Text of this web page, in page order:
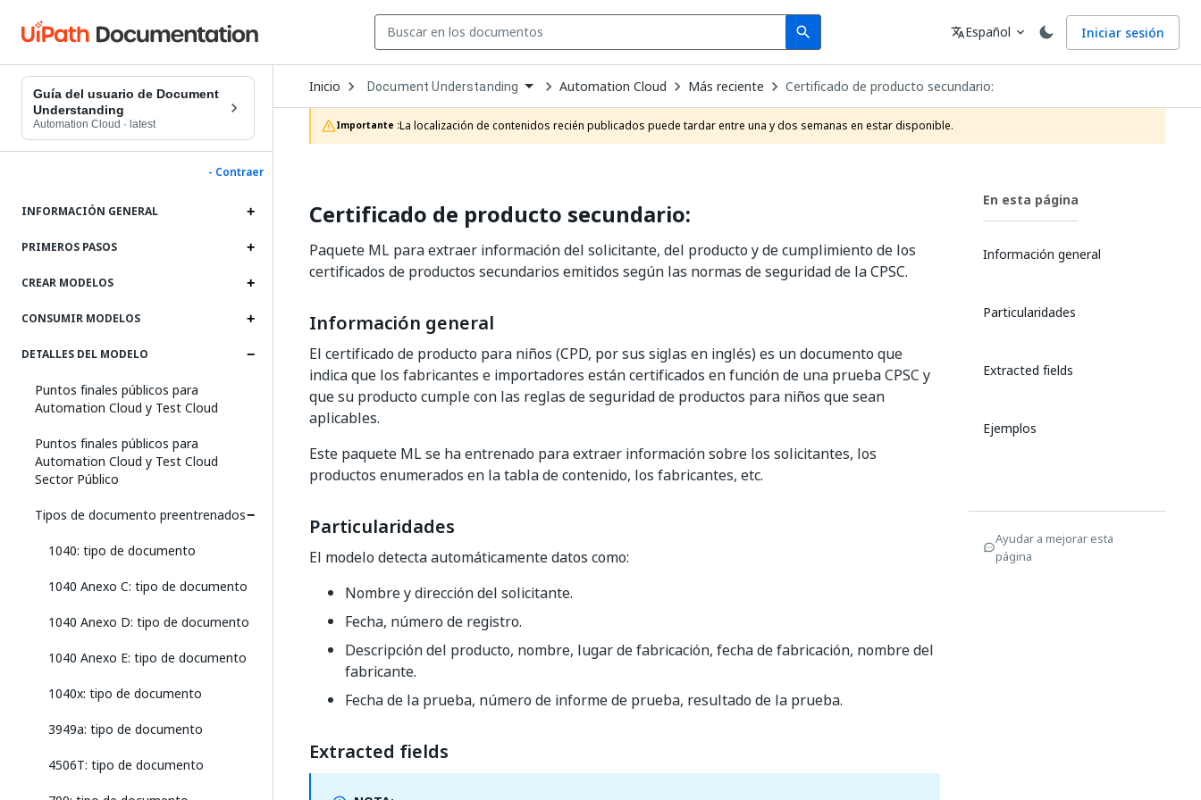
search
Search Idioma
translateEspañol expand_more Iniciar sesión
Guía del usuario de Document
Understanding
Automation Cloud · latest
- Contraer
INFORMACIÓN GENERAL
PRIMEROS PASOS
CREAR MODELOS
CONSUMIR MODELOS
DETALLES DEL MODELO
Puntos finales públicos para
Automation Cloud y Test Cloud
Puntos finales públicos para
Automation Cloud y Test Cloud
Sector Público
Tipos de documento preentrenados
1040: tipo de documento
1040 Anexo C: tipo de documento
1040 Anexo D: tipo de documento
1040 Anexo E: tipo de documento
1040x: tipo de documento
3949a: tipo de documento
4506T: tipo de documento
Inicio Open
Dropdown
to
choose
product
Document Understanding Automation Cloud Más reciente Certificado de producto secundario:
Importante :La localización de contenidos recién publicados puede tardar entre una y dos semanas en estar disponible.
Certificado de producto secundario:
Paquete ML para extraer información del solicitante, del producto y de cumplimiento de los
certificados de productos secundarios emitidos según las normas de seguridad de la CPSC.
Información general
El certificado de producto para niños (CPD, por sus siglas en inglés) es un documento que
indica que los fabricantes e importadores están certificados en función de una prueba CPSC y
que su producto cumple con las reglas de seguridad de productos para niños que sean
aplicables.
Este paquete ML se ha entrenado para extraer información sobre los solicitantes, los
productos enumerados en la tabla de contenido, los fabricantes, etc.
Particularidades
El modelo detecta automáticamente datos como:
Nombre y dirección del solicitante.
Fecha, número de registro.
Descripción del producto, nombre, lugar de fabricación, fecha de fabricación, nombre del
fabricante.
Fecha de la prueba, número de informe de prueba, resultado de la prueba.
Extracted fields
En esta página
Información general
Particularidades
Extracted fields
Ejemplos
Ayudar a mejorar esta
página